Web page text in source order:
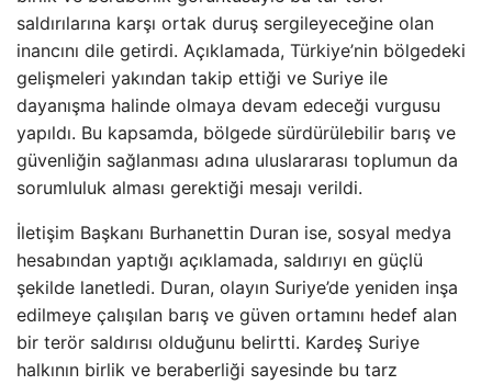
saldırılarına karşı ortak duruş sergileyeceğine olan
inancını dile getirdi. Açıklamada, Türkiye’nin bölgedeki
gelişmeleri yakından takip ettiği ve Suriye ile
dayanışma halinde olmaya devam edeceği vurgusu
yapıldı. Bu kapsamda, bölgede sürdürülebilir barış ve
güvenliğin sağlanması adına uluslararası toplumun da
sorumluluk alması gerektiği mesajı verildi.
İletişim Başkanı Burhanettin Duran ise, sosyal medya
hesabından yaptığı açıklamada, saldırıyı en güçlü
şekilde lanetledi. Duran, olayın Suriye’de yeniden inşa
edilmeye çalışılan barış ve güven ortamını hedef alan
bir terör saldırısı olduğunu belirtti. Kardeş Suriye
halkının birlik ve beraberliği sayesinde bu tarz